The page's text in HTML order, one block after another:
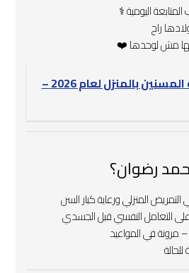
اليومية ‍⚕️
راح
مش لوحدها ❤️
جليسة المسنين بالمنزل لعام 2026 –
رضوان؟
المنزلي ورعاية كبار السن
التعامل النفسي قبل الجسدي